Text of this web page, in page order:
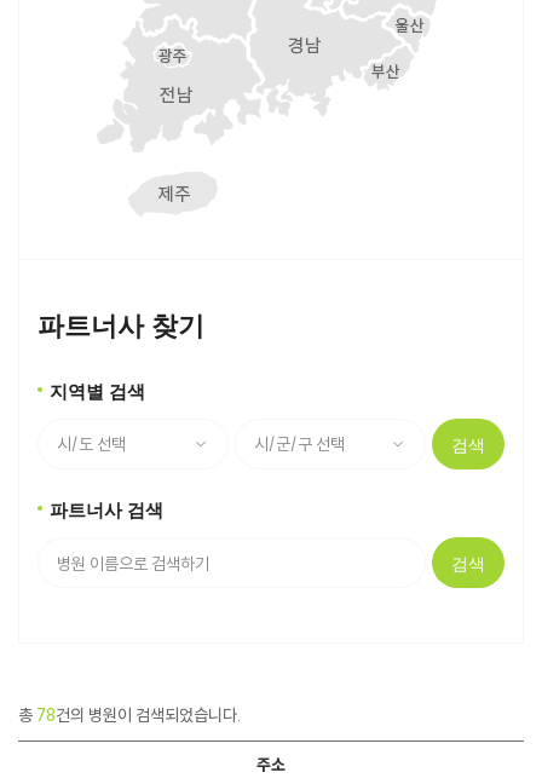
파트너사 찾기
지역별 검색
검색
파트너사 검색
검색
총 78건의 병원이 검색되었습니다.
주소